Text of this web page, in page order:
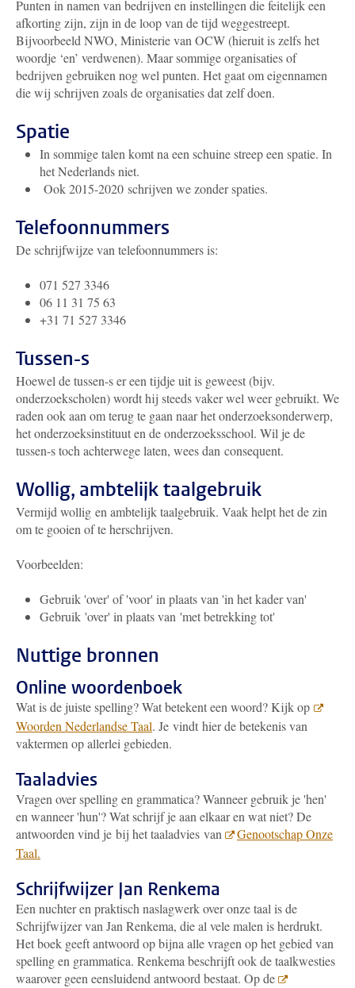
Punten in namen van bedrijven en instellingen die feitelijk een
afkorting zijn, zijn in de loop van de tijd weggestreept.
Bijvoorbeeld NWO, Ministerie van OCW (hieruit is zelfs het
woordje ‘en’ verdwenen). Maar sommige organisaties of
bedrijven gebruiken nog wel punten. Het gaat om eigennamen
die wij schrijven zoals de organisaties dat zelf doen.
Spatie
In sommige talen komt na een schuine streep een spatie. In
het Nederlands niet.
Ook 2015-2020 schrijven we zonder spaties.
Telefoonnummers
De schrijfwijze van telefoonnummers is:
071 527 3346
06 11 31 75 63
+31 71 527 3346
Tussen-s
Hoewel de tussen-s er een tijdje uit is geweest (bijv.
onderzoekscholen) wordt hij steeds vaker wel weer gebruikt. We
raden ook aan om terug te gaan naar het onderzoeksonderwerp,
het onderzoeksinstituut en de onderzoeksschool. Wil je de
tussen-s toch achterwege laten, wees dan consequent.
Wollig, ambtelijk taalgebruik
Vermijd wollig en ambtelijk taalgebruik. Vaak helpt het de zin
om te gooien of te herschrijven.
Voorbeelden:
Gebruik 'over' of 'voor' in plaats van 'in het kader van'
Gebruik 'over' in plaats van 'met betrekking tot'
Nuttige bronnen
Online woordenboek
Wat is de juiste spelling? Wat betekent een woord? Kijk op
Woorden Nederlandse Taal. Je vindt hier de betekenis van
vaktermen op allerlei gebieden.
Taaladvies
Vragen over spelling en grammatica? Wanneer gebruik je 'hen'
en wanneer 'hun'? Wat schrijf je aan elkaar en wat niet? De
antwoorden vind je bij het taaladvies van
Genootschap Onze
Taal.
Schrijfwijzer Jan Renkema
Een nuchter en praktisch naslagwerk over onze taal is de
Schrijfwijzer van Jan Renkema, die al vele malen is herdrukt.
Het boek geeft antwoord op bijna alle vragen op het gebied van
spelling en grammatica. Renkema beschrijft ook de taalkwesties
waarover geen eensluidend antwoord bestaat. Op de